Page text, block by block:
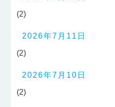
(2)
2026年7月11日
(2)
2026年7月10日
(2)